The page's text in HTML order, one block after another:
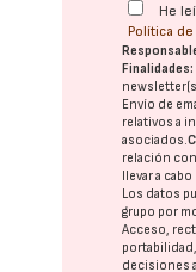
He
Política
Finalidades:
Envío de
relativos a
asociados.
relación
llevar a
Los datos
grupo por
Acceso,
decisiones